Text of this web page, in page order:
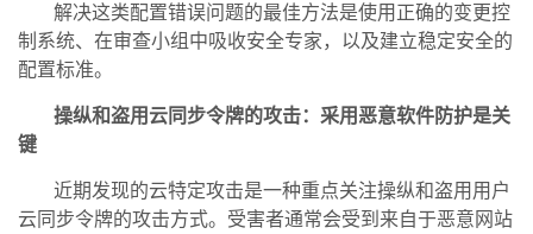
解决这类配置错误问题的最佳方法是使用正确的变更控
制系统、在审查小组中吸收安全专家，以及建立稳定安全的
配置标准。
操纵和盗用云同步令牌的攻击：采用恶意软件防护是关
键
近期发现的云特定攻击是一种重点关注操纵和盗用用户
云同步令牌的攻击方式。受害者通常会受到来自于恶意网站